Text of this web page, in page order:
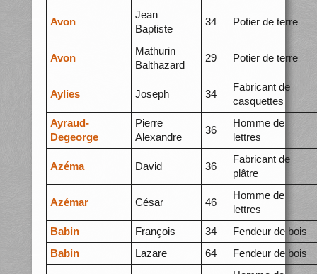
Avon
Jean
Baptiste
34 Potier de terre
Avon
Mathurin
Balthazard
29 Potier de terre
Aylies Joseph 34
Fabricant de
casquettes
Ayraud-
Degeorge
Pierre
Alexandre
36
Homme de
lettres
Azéma David 36
Fabricant de
plâtre
Azémar César 46
Homme de
lettres
Babin
François 34
Fendeur de bois
Babin
Lazare 64 Fendeur de bois